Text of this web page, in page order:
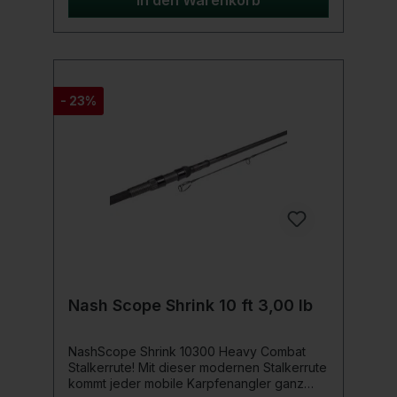
ausbalancierten Designs liegt die Rute
führen – ob vom Boot oder vom Ufer aus.
und original Seaguide LS Ringen erfüllt sie
höchste Ansprüche an Qualität und
Verarbeitung und einem attraktiven Preis-
Leistungsverhältnis ist sie die ideale Wahl für
Karpfenangler.Produktdetails: HMC+
Kohlefaserblank 1K Woven Kohlefaser am
- 23%
Nash Scope Shrink 10 ft 3,00 lb
NashScope Shrink 10300 Heavy Combat
Stalkerrute! Mit dieser modernen Stalkerrute
kommt jeder mobile Karpfenangler ganz